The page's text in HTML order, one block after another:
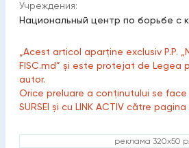
Учреждения:
Национальный центр по борьбе с
„Acest articol aparține exclusiv P.P.
FISC.md” și este protejat de Legea
autor.
Orice preluare a conținutului se
SURSEI și cu LINK ACTIV către
реклама 320x50